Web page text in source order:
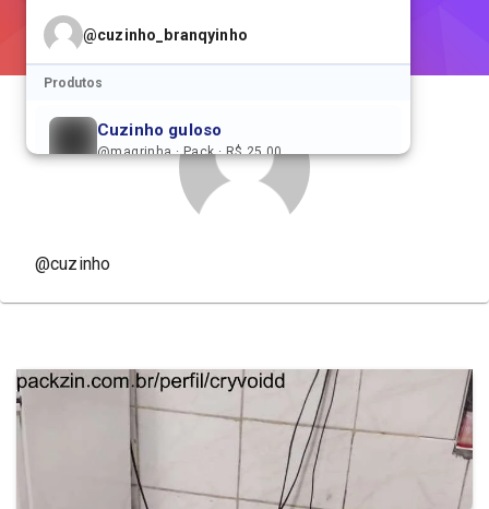
@cuzinho_branqyinho
Produtos
Cuzinho guloso
@magrinha · Pack · R$ 25,00
Cuzinho/ Masturbação Anal
@cuzinho